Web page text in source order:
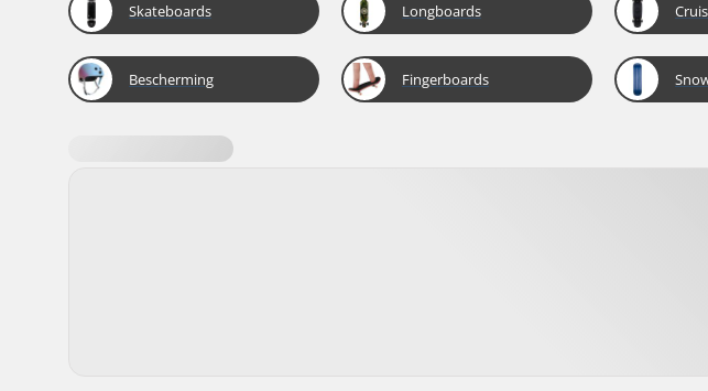
Skateboards Longboards
Bescherming Fingerboards